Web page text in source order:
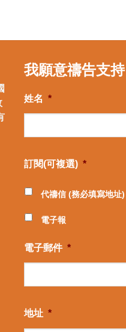
我願意禱告支持
姓名 *
訂閱(可複選) *
代禱信 (務必填寫地址)
電子報
電子郵件 *
地址 *